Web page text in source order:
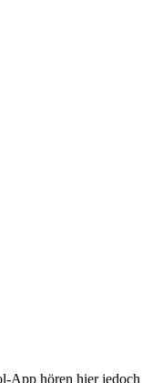
App hören hier jedoch